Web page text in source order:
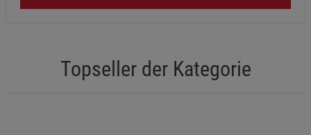
Topseller der Kategorie